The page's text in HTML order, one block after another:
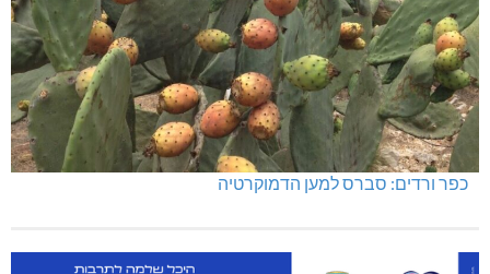
כפר ורדים: סברס למען הדמוקרטיה